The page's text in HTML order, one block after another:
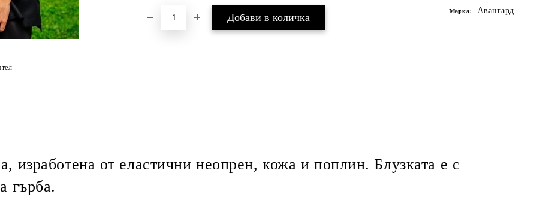
Марка: Авангард
изработена от еластични неопрен, кожа и поплин. Блузката е с
гърба.